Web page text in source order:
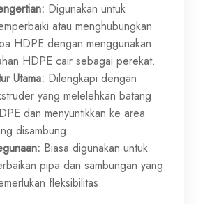
Digunakan untuk
atau menghubungkan
HDPE dengan menggunakan
HDPE cair sebagai perekat.
Utama: Dilengkapi dengan
yang melelehkan batang
dan menyuntikkan ke area
disambung.
Biasa digunakan untuk
pipa dan sambungan yang
fleksibilitas.